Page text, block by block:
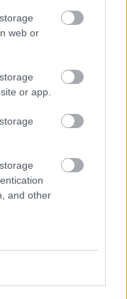
web or
or app.
and other
χρειάζεται να
τον τρόπο